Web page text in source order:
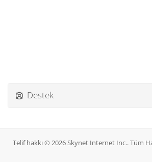
Destek
Telif hakkı © 2026 Skynet Internet Inc.. Tüm